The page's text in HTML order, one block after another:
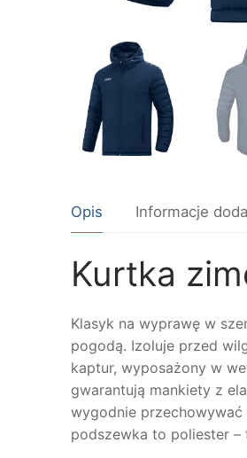
Opis Informacje
Kurtka
Klasyk na wyprawę w
pogodą. Izoluje przed
kaptur, wyposażony w
gwarantują mankiety z
wygodnie przechowywać
podszewka to poliester –